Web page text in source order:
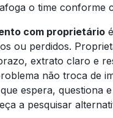
o time conforme
com proprietário
ou perdidos.
extrato claro e
não troca de
espera, questiona
a pesquisar